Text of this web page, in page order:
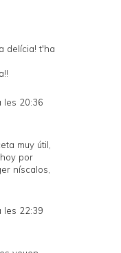
delícia! t'ha
les 20:36
muy útil,
por
níscalos,
les 22:39